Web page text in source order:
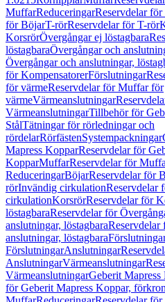
MuffarReduceringarReservdelar
för BöjarT-rörReservdelar för T-rör
KorsrörÖvergångar ej löstagbara
löstagbaraÖvergångar och
Övergångar och anslutningar,
för KompensatorerFörslutningar
för värmeReservdelar för Muffar för
värmeVärmeanslutningar
VärmeanslutningarTillbehör för
StålTätningar för rörledningar och
rördelarRörfästenSystempackningar
Mapress KopparReservdelar för
KopparMuffarReservdelar för
ReduceringarBöjarReservdelar för
rörInvändig cirkulationReservdelar
cirkulationKorsrörReservdelar för
löstagbaraReservdelar för
anslutningar, löstagbaraReservdelar
anslutningar, löstagbara
FörslutningarAnslutningar
AnslutningarVärmeanslutningar
VärmeanslutningarGeberit
för Geberit Mapress Koppar,